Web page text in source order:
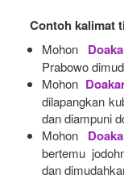
Contoh kalimat
Mohon
Prabowo
Mohon
dilapangkan
dan diampuni
Mohon
bertemu
dan